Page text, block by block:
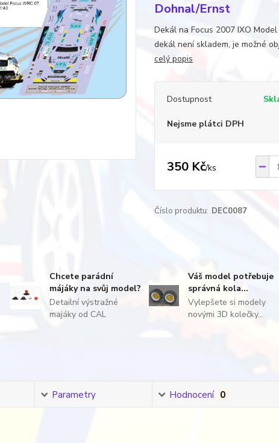
Dohnal/Ernst
Dekál na Focus 2007 IXO
dekál není skladem, je možné
celý popis
Dostupnost
Nejsme plátci DPH
350 Kč/ks
Číslo produktu: DEC0087
Chcete parádní
májáky na svůj model?
Detailní výstražné
majáky od CAL
Váš model potřebuje
správná kola...
Vylepšete si modely
novými 3D kolečky...
Parametry Hodnocení 0